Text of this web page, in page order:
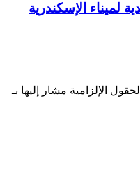
الحقول الإلزامية مشار إليها بـ